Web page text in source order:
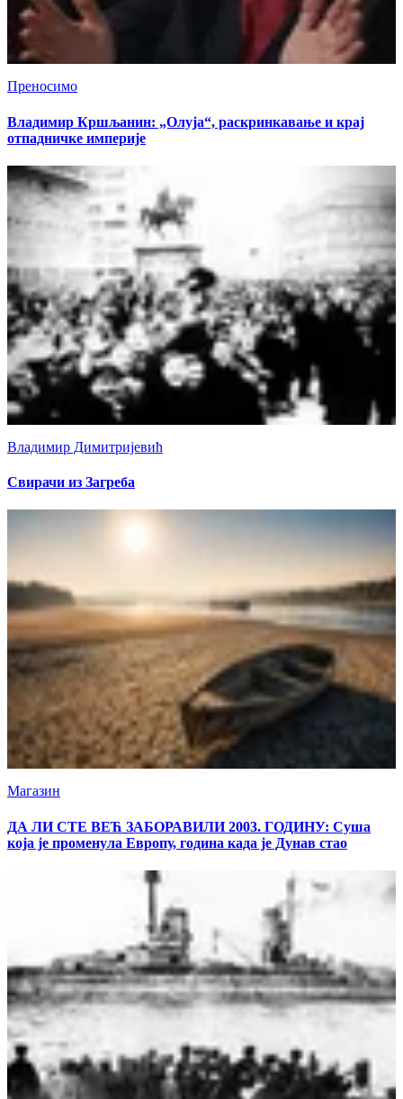
Преносимо
Владимир Кршљанин: „Олуја“, раскринкавање и крај
отпадничке империје
Владимир Димитријевић
Свирачи из Загреба
Магазин
ДА ЛИ СТЕ ВЕЋ ЗАБОРАВИЛИ 2003. ГОДИНУ: Суша
која је променула Европу, година када је Дунав стао